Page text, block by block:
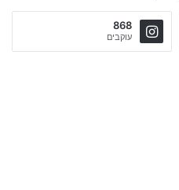
868
עוקבים